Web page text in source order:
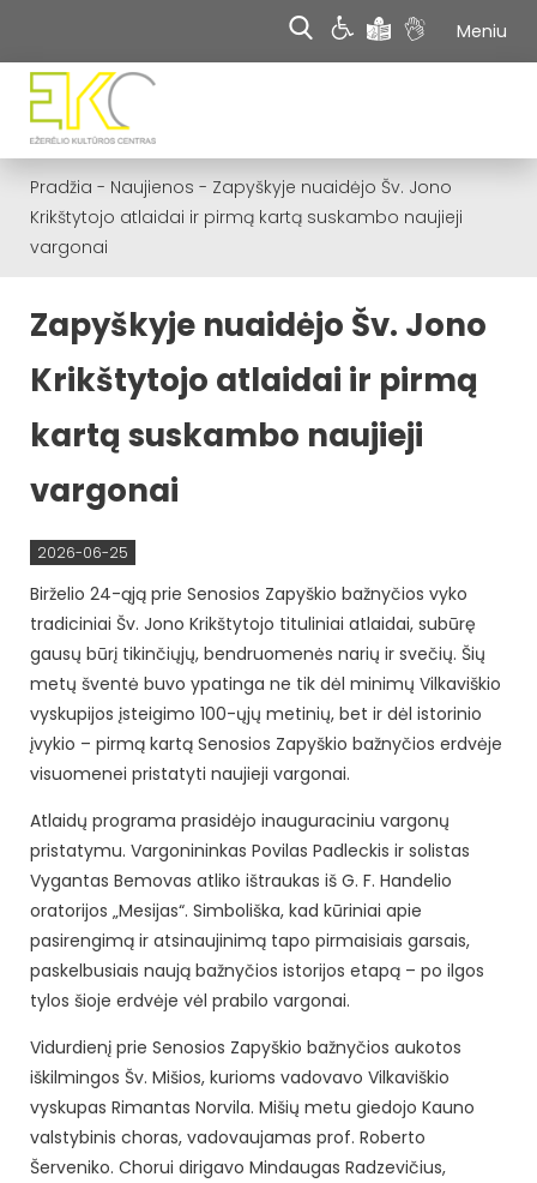
Meniu
Pradžia - Naujienos - Zapyškyje nuaidėjo Šv. Jono
Krikštytojo atlaidai ir pirmą kartą suskambo naujieji
vargonai
Zapyškyje nuaidėjo Šv. Jono
Krikštytojo atlaidai ir pirmą
kartą suskambo naujieji
vargonai
2026-06-25
Birželio 24-ąją prie Senosios Zapyškio bažnyčios vyko
tradiciniai Šv. Jono Krikštytojo tituliniai atlaidai, subūrę
gausų būrį tikinčiųjų, bendruomenės narių ir svečių. Šių
metų šventė buvo ypatinga ne tik dėl minimų Vilkaviškio
vyskupijos įsteigimo 100-ųjų metinių, bet ir dėl istorinio
įvykio – pirmą kartą Senosios Zapyškio bažnyčios erdvėje
visuomenei pristatyti naujieji vargonai.
Atlaidų programa prasidėjo inauguraciniu vargonų
pristatymu. Vargonininkas Povilas Padleckis ir solistas
Vygantas Bemovas atliko ištraukas iš G. F. Handelio
oratorijos „Mesijas“. Simboliška, kad kūriniai apie
pasirengimą ir atsinaujinimą tapo pirmaisiais garsais,
paskelbusiais naują bažnyčios istorijos etapą – po ilgos
tylos šioje erdvėje vėl prabilo vargonai.
Vidurdienį prie Senosios Zapyškio bažnyčios aukotos
iškilmingos Šv. Mišios, kurioms vadovavo Vilkaviškio
vyskupas Rimantas Norvila. Mišių metu giedojo Kauno
valstybinis choras, vadovaujamas prof. Roberto
Šerveniko. Chorui dirigavo Mindaugas Radzevičius,